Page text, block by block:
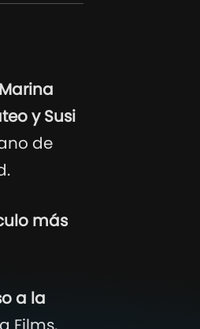
y Susi
de
más
a la